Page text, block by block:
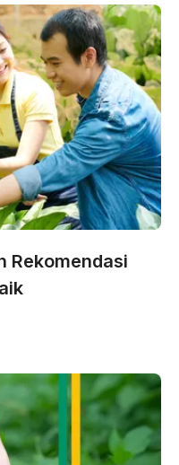
Rekomendasi